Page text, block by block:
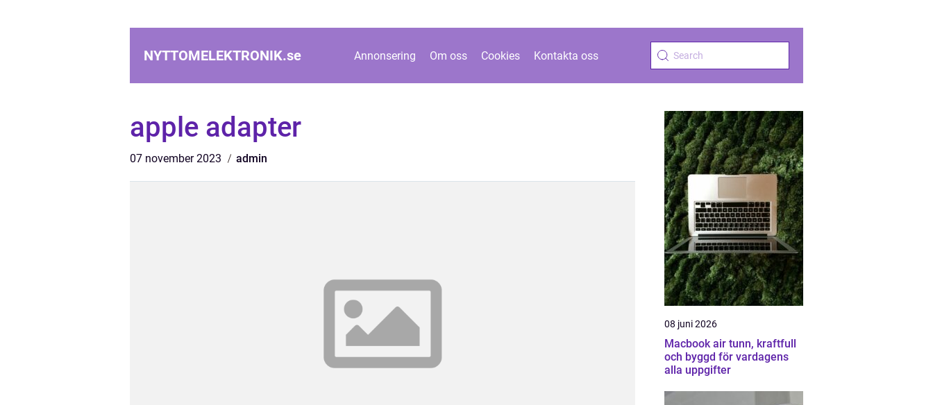
NYTTOMELEKTRONIK.se Annonsering Om oss Cookies Kontakta oss
apple adapter
07 november 2023 admin
08 juni 2026
Macbook air tunn, kraftfull
och byggd för vardagens
alla uppgifter